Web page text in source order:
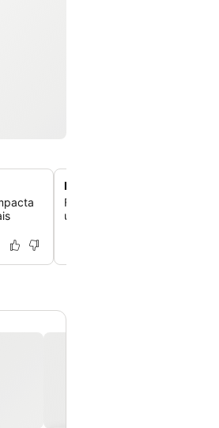
Perto do Mosteiro de
Fique a apenas 1,4 km do
uma fácil exploração deste